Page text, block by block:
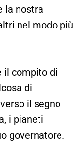
la nostra
nel modo più
il compito di
di
il segno
i pianeti
governatore.